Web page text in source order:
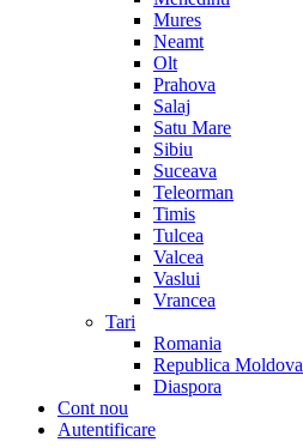
Mures
Neamt
Olt
Prahova
Salaj
Satu Mare
Sibiu
Suceava
Teleorman
Timis
Tulcea
Valcea
Vaslui
Vrancea
Tari
Romania
Republica Moldova
Diaspora
Cont nou
Autentificare